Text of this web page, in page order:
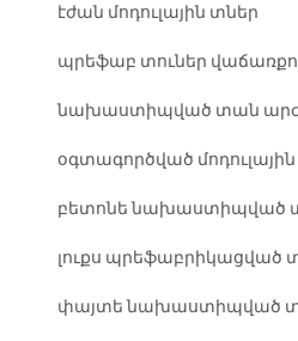
էժան մոդուլային տներ
պրեֆաբ տուներ
նախաստիպված տան
օգտագործված
բետոնե նախաստիպված
լուքս պրեֆաբրիկացված
փայտե նախաստիպված